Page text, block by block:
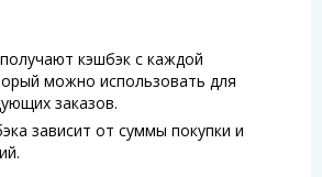
кэшбэк с каждой
можно использовать для
заказов.
зависит от суммы покупки и